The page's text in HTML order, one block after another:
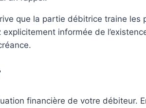
que la partie débitrice traine
informée de
financière de votre débiteur.